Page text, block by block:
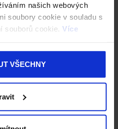
našich webových
soubory cookie v souladu s
souborů cookie. Více
VŠECHNY